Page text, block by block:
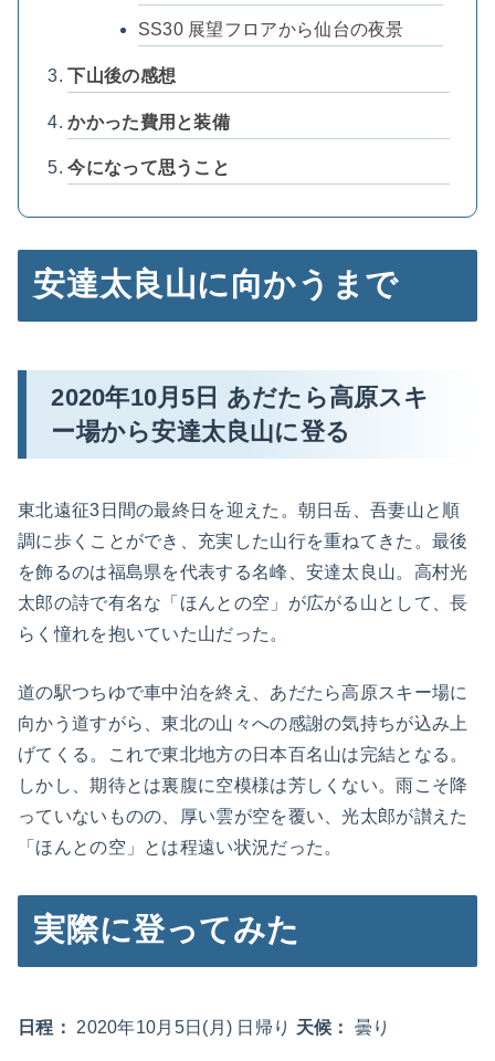
SS30 展望フロアから仙台の夜景
下山後の感想
かかった費用と装備
今になって思うこと
安達太良山に向かうまで
2020年10月5日 あだたら高原スキ
ー場から安達太良山に登る
東北遠征3日間の最終日を迎えた。朝日岳、吾妻山と順
調に歩くことができ、充実した山行を重ねてきた。最後
を飾るのは福島県を代表する名峰、安達太良山。高村光
太郎の詩で有名な「ほんとの空」が広がる山として、長
らく憧れを抱いていた山だった。
道の駅つちゆで車中泊を終え、あだたら高原スキー場に
向かう道すがら、東北の山々への感謝の気持ちが込み上
げてくる。これで東北地方の日本百名山は完結となる。
しかし、期待とは裏腹に空模様は芳しくない。雨こそ降
っていないものの、厚い雲が空を覆い、光太郎が讃えた
「ほんとの空」とは程遠い状況だった。
実際に登ってみた
日程： 2020年10月5日(月) 日帰り 天候： 曇り